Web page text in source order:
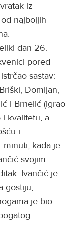
iz
najboljih
dan 26.
pored
sastav:
Domijan,
i Brnelić (igrao
i kvalitetu, a
i
minuti, kada je
svojim
Ivančić je
gostiju,
je bio